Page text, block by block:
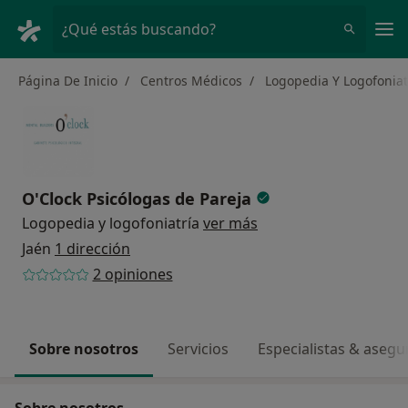
¿Qué estás buscando?
Página De Inicio Centros Médicos Logopedia Y
O'Clock Psicólogas de Pareja
Logopedia y logofoniatría ver más
Jaén 1 dirección
2 opiniones
Sobre nosotros Servicios Especialistas &